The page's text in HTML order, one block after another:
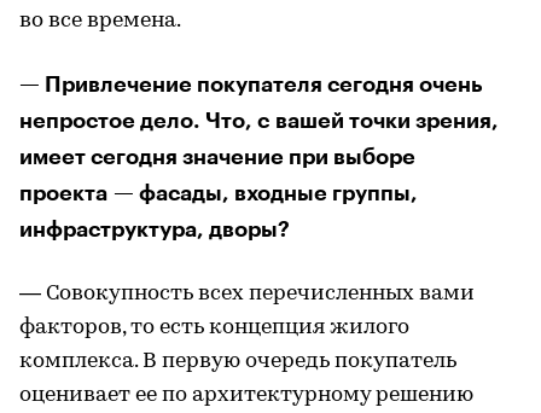
во все времена.
— Привлечение покупателя сегодня очень
непростое дело. Что, с вашей точки зрения,
имеет сегодня значение при выборе
проекта — фасады, входные группы,
инфраструктура, дворы?
— Совокупность всех перечисленных вами
факторов, то есть концепция жилого
комплекса. В первую очередь покупатель
оценивает ее по архитектурному решению